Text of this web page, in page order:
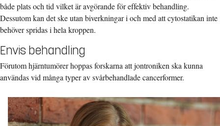
både plats och tid vilket är avgörande för effektiv behandling.
Dessutom kan det ske utan biverkningar i och med att cytostatikan inte
behöver spridas i hela kroppen.
Envis behandling
Förutom hjärntumörer hoppas forskarna att jontroniken ska kunna
användas vid många typer av svårbehandlade cancerformer.